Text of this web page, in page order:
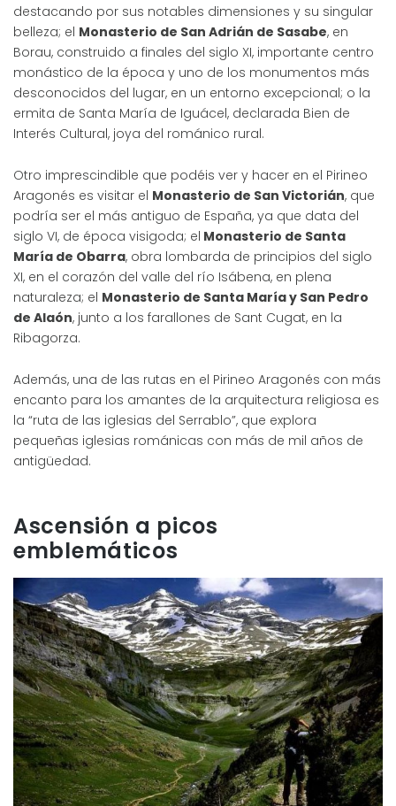
destacando por sus notables dimensiones y su singular
belleza; el Monasterio de San Adrián de Sasabe, en
Borau, construido a finales del siglo XI, importante centro
monástico de la época y uno de los monumentos más
desconocidos del lugar, en un entorno excepcional; o la
ermita de Santa María de Iguácel, declarada Bien de
Interés Cultural, joya del románico rural.
Otro imprescindible que podéis ver y hacer en el Pirineo
Aragonés es visitar el Monasterio de San Victorián, que
podría ser el más antiguo de España, ya que data del
siglo VI, de época visigoda; el Monasterio de Santa
María de Obarra, obra lombarda de principios del siglo
XI, en el corazón del valle del río Isábena, en plena
naturaleza; el Monasterio de Santa María y San Pedro
de Alaón, junto a los farallones de Sant Cugat, en la
Ribagorza.
Además, una de las rutas en el Pirineo Aragonés con más
encanto para los amantes de la arquitectura religiosa es
la “ruta de las iglesias del Serrablo”, que explora
pequeñas iglesias románicas con más de mil años de
antigüedad.
Ascensión a picos
emblemáticos